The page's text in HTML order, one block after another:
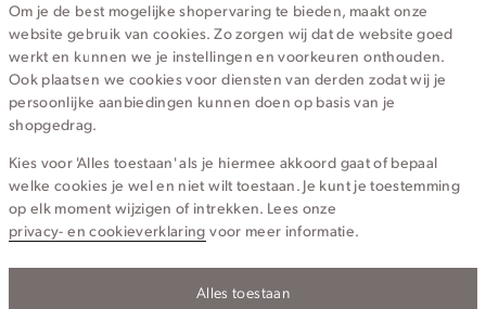
Service
Wij zijn Cotton Club
Topcategorieën voor jou
Privacy- en cookieverklaringAlgemene Voorwaarden
Om je de best mogelijke shopervaring te bieden, maakt onze
website gebruik van cookies. Zo zorgen wij dat de website goed
werkt en kunnen we je instellingen en voorkeuren onthouden.
Ook plaatsen we cookies voor diensten van derden zodat wij je
persoonlijke aanbiedingen kunnen doen op basis van je
shopgedrag.
Kies voor 'Alles toestaan' als je hiermee akkoord gaat of bepaal
welke cookies je wel en niet wilt toestaan. Je kunt je toestemming
op elk moment wijzigen of intrekken. Lees onze
privacy- en cookieverklaring voor meer informatie.
Alles toestaan